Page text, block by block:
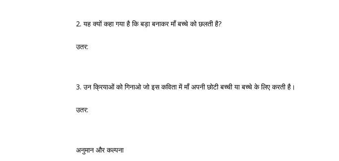
2. यह क्यों कहा गया है कि बड़ा बनाकर माँ बच्चे को छलती है?
उतर:
3. उन क्रियाओं को गिनाओ जो इस कविता में माँ अपनी छोटी बच्ची या बच्चे के लिए करती है।
उतर:
अनुमान और कल्पना